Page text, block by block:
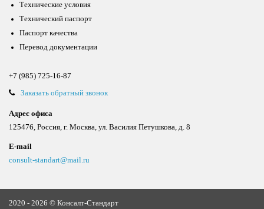
Технические условия
Технический паспорт
Паспорт качества
Перевод документации
+7 (985) 725-16-87
Заказать обратный звонок
Адрес офиса
125476, Россия, г. Москва, ул. Василия Петушкова, д. 8
E-mail
consult-standart@mail.ru
2020 - 2026 © Консалт-Стандарт